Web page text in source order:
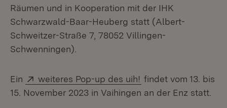
Räumen und in Kooperation mit der IHK
Schwarzwald-Baar-Heuberg statt (Albert-
Schweitzer-Straße 7, 78052 Villingen-
Schwenningen).
Ein Extern:
weiteres Pop-up des uih! (Öffnet in neuem
findet vom 13. bis
15. November 2023 in Vaihingen an der Enz statt.